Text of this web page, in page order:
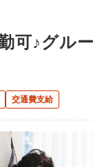
可♪グル
交通費支給